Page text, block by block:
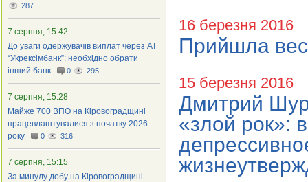
16 березня 2016
Прийшла
15 березня 2016
Дмитрий
«злой рок»:
287
7 серпня, 15:42
До уваги одержувачів виплат через АТ
“Укрексімбанк”: необхідно обрати
інший банк
0 295
7 серпня, 15:28
Майже 700 ВПО на Кіровоградщині
працевлаштувалися з початку 2026
року
0 316
7 серпня, 15:15
За минулу добу на Кіровоградщині